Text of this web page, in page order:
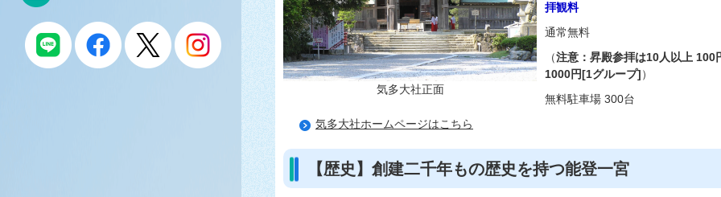
気多大社正面
拝観料
通常無料
（注意：昇殿参拝は10人以上 100
1000円[1グループ]）
無料駐車場 300台
気多大社ホームページはこちら
【歴史】創建二千年もの歴史を持つ能登一宮